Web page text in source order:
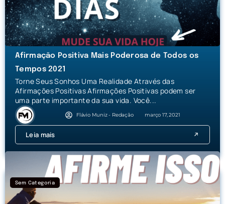
Afirmação Positiva Mais Poderosa de Todos os
Tempos 2021
Torne Seus Sonhos Uma Realidade Através das
Afirmações Positivas Afirmações Positivas podem ser
uma parte importante da sua vida. Você...
Flávio Muniz - Redação março 17, 2021
Leia mais
Sem Categoria